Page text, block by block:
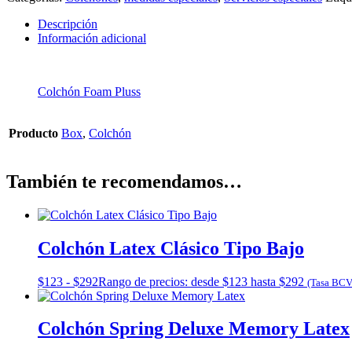
Descripción
Información adicional
Colchón Foam Pluss
Producto Box, Colchón
También te recomendamos…
Colchón Latex Clásico Tipo Bajo
$123 - $292Rango de precios: desde $123 hasta $292 (Tasa
Colchón Spring Deluxe Memory Latex